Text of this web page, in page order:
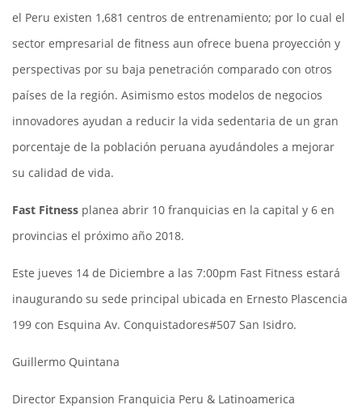
el Peru existen 1,681 centros de entrenamiento; por lo cual el
sector empresarial de fitness aun ofrece buena proyección y
perspectivas por su baja penetración comparado con otros
países de la región. Asimismo estos modelos de negocios
innovadores ayudan a reducir la vida sedentaria de un gran
porcentaje de la población peruana ayudándoles a mejorar
su calidad de vida.
Fast Fitness planea abrir 10 franquicias en la capital y 6 en
provincias el próximo año 2018.
Este jueves 14 de Diciembre a las 7:00pm Fast Fitness estará
inaugurando su sede principal ubicada en Ernesto Plascencia
199 con Esquina Av. Conquistadores#507 San Isidro.
Guillermo Quintana
Director Expansion Franquicia Peru & Latinoamerica